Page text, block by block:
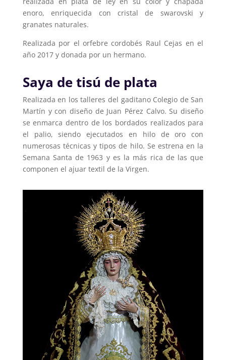
enoro, enriquecida con cristal de swarovski y
granates naturales.
Realizada por el orfebre cordobés Raul Cejas en el
año 2017 y donada por un hermano.
Saya de tisú de plata
Realizada en los talleres del gaditano Colegio de San
Martín y con diseño de Juan Pérez Calvo. Su diseño
se enmarca dentro de los bordados realizados para
el palio, siendo ejecutados en hilo de oro con
numerosas técnicas y tipos de hilo. Se estrena en la
Semana Santa de 1963 y es la más rica de las que
componen el ajuar textil de la Virgen.